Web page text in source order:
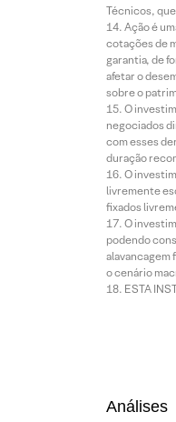
Técnicos,
Ação é
cotações de
garantia, de
afetar o
sobre o
O
negociados
com esses
duração
O
livremente
fixados
O
podendo
alavancagem
o cenário
ESTA
Análises